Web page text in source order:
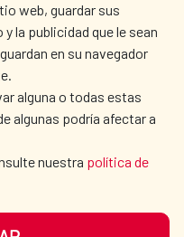
web, guardar sus
la publicidad que le sean
en su navegador
alguna o todas estas
algunas podría afectar a
nuestra política de